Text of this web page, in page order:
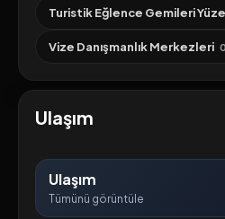
Turistik Eğlence Gemileri
Vize Danışmanlık Merkezleri 0
Ulaşım
Ulaşım
Tümünü görüntüle